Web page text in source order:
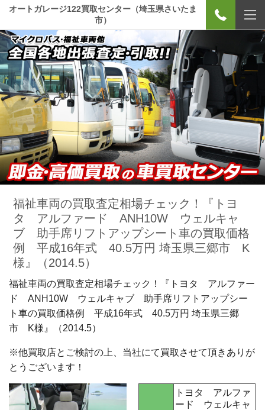
オートガレージ122買取センター（埼玉県さいたま
市）
福祉車両の買取査定相場チェック！『トヨ
タ アルファード ANH10W ウェルキャ
ブ 助手席リフトアップシート車の買取価格
例 平成16年式 40.5万円 埼玉県三郷市 K
様』（2014.5）
福祉車両の買取査定相場チェック！『トヨタ アルファー
ド ANH10W ウェルキャブ 助手席リフトアップシー
ト車の買取価格例 平成16年式 40.5万円 埼玉県三郷
市 K様』（2014.5）
※他買取店とご検討の上、当社にて買取させて頂きありが
とうございます！
トヨタ アルファ
ード ウェルキャ